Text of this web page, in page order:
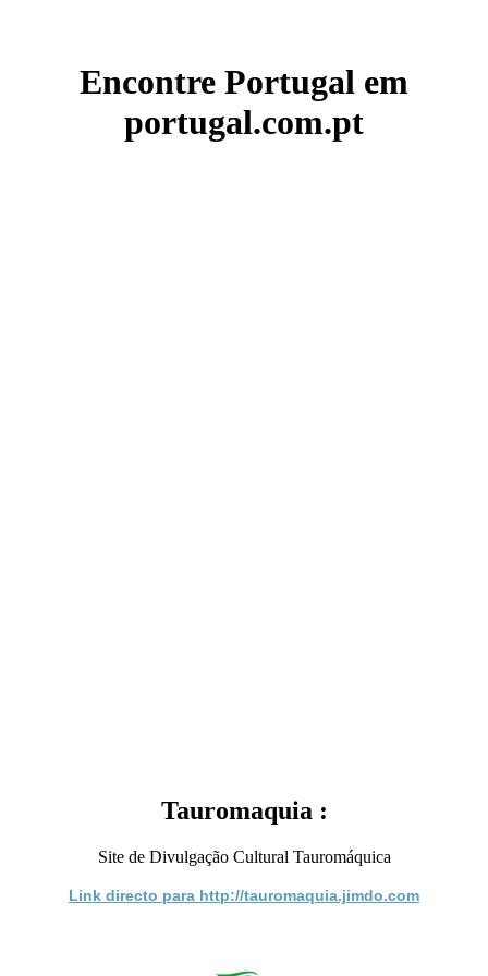
Encontre Portugal em
portugal.com.pt
Tauromaquia :
Site de Divulgação Cultural Tauromáquica
Link directo para http://tauromaquia.jimdo.com